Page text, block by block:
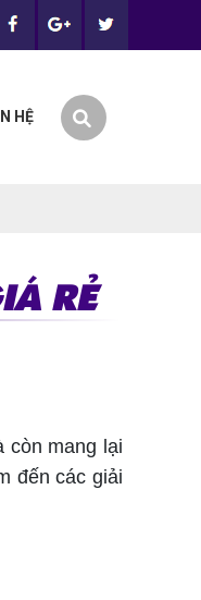
HỆ
RẺ
còn mang lại
đến các giải